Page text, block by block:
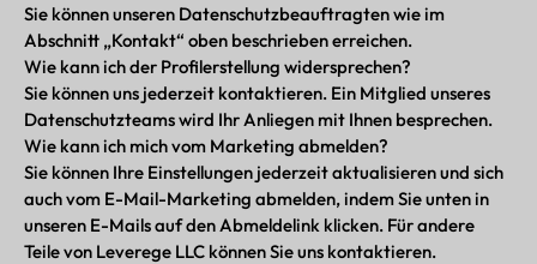
Sie können unseren Datenschutzbeauftragten wie im
Abschnitt „Kontakt“ oben beschrieben erreichen.
Wie kann ich der Profilerstellung widersprechen?
Sie können uns jederzeit kontaktieren. Ein Mitglied unseres
Datenschutzteams wird Ihr Anliegen mit Ihnen besprechen.
Wie kann ich mich vom Marketing abmelden?
Sie können Ihre Einstellungen jederzeit aktualisieren und sich
auch vom E-Mail-Marketing abmelden, indem Sie unten in
unseren E-Mails auf den Abmeldelink klicken. Für andere
Teile von Leverege LLC können Sie uns kontaktieren.